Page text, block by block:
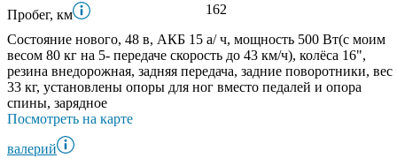
Пробег, км
162
Состояние нового, 48 в, АКБ 15 а/ ч, мощность 500 Вт(с моим
весом 80 кг на 5- передаче скорость до 43 км/ч), колёса 16",
резина внедорожная, задняя передача, задние поворотники, вес
33 кг, установлены опоры для ног вместо педалей и опора
спины, зарядное
Посмотреть на карте
валерий